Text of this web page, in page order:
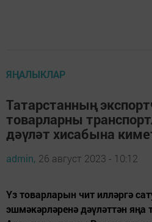
ЯҢАЛЫКЛАР
Татарстанның
товарларны
дәүләт хисабына
admin, 26 август 2023 - 10:12
Үз товарларын чит илләргә
эшмәкәрләренә дәүләттән яңа